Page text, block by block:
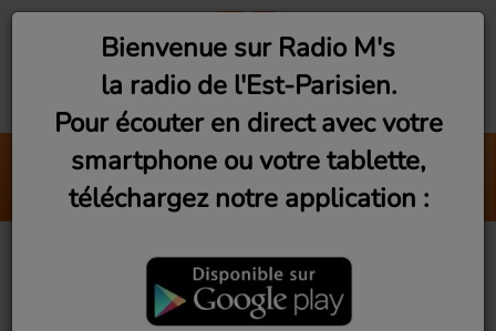
Nuit Néon
Andy Korg
Studio Visit #7 - Lâcher
prise avec Valentin
Bienvenue sur Radio M's
la radio de l'Est-Parisien.
Pour écouter en direct avec votre
smartphone ou votre tablette,
téléchargez notre application :